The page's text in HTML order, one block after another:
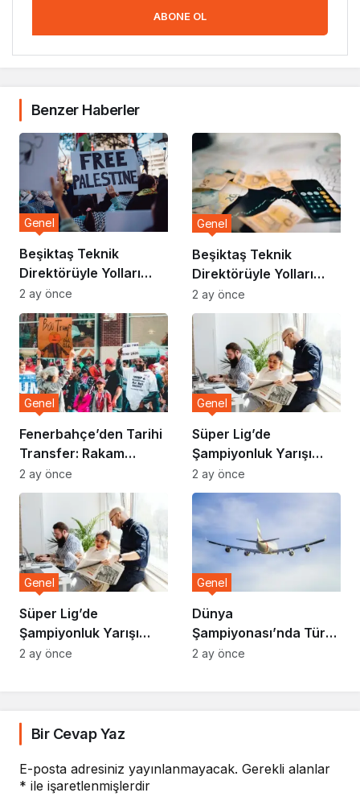
ABONE OL
Benzer Haberler
Beşiktaş Teknik
Direktörüyle Yolları
Ayırdı
Genel
2 ay önce
Beşiktaş Teknik
Direktörüyle Yolları
Ayırdı
Genel
2 ay önce
Fenerbahçe’den Tarihi
Transfer: Rakam
Dudak Uçuklattı
Genel
2 ay önce
Süper Lig’de
Şampiyonluk Yarışı
Kızışıyor
Genel
2 ay önce
Süper Lig’de
Şampiyonluk Yarışı
Kızışıyor
Genel
2 ay önce
Dünya
Şampiyonası’nda Türk
Sporcudan Altın
Genel
2 ay önce
Bir Cevap Yaz
E-posta adresiniz yayınlanmayacak. Gerekli alanlar
* ile işaretlenmişlerdir